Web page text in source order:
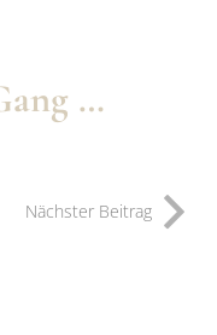
…
Nächster Beitrag